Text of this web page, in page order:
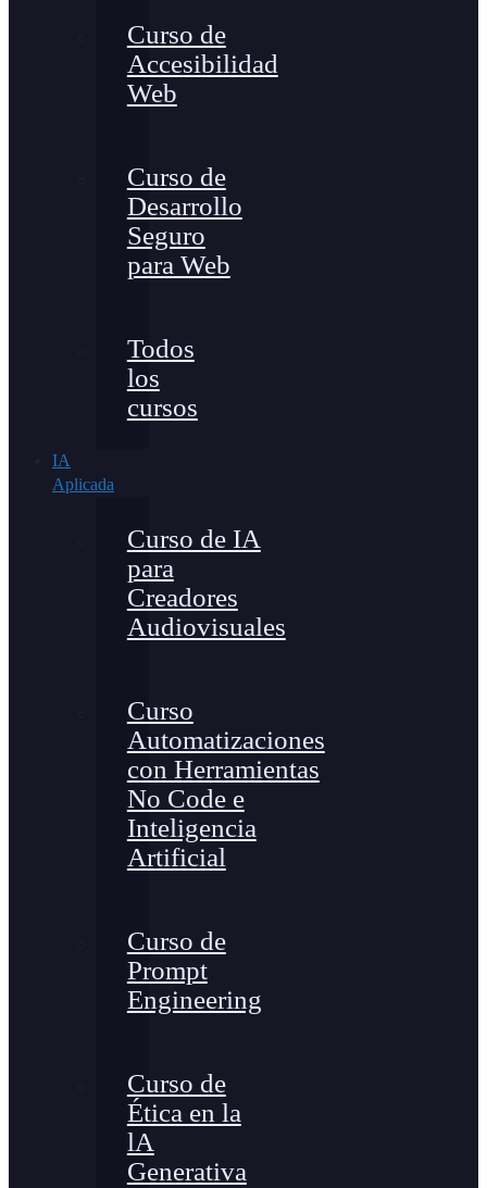
Curso de
Accesibilidad
Web
Curso de
Desarrollo
Seguro
para Web
Todos
los
cursos
IA
Aplicada
Curso de IA
para
Creadores
Audiovisuales
Curso
Automatizaciones
con Herramientas
No Code e
Inteligencia
Artificial
Curso de
Prompt
Engineering
Curso de
Ética en la
lA
Generativa